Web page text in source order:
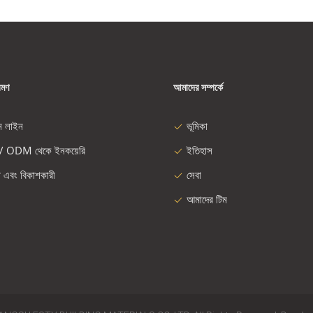
লাইন
থেকে ইনকয়েরি
এবং বিকাশকারী
আমাদের সম্পর্কে
ভূমিকা
ইতিহাস
সেবা
আমাদের টিম